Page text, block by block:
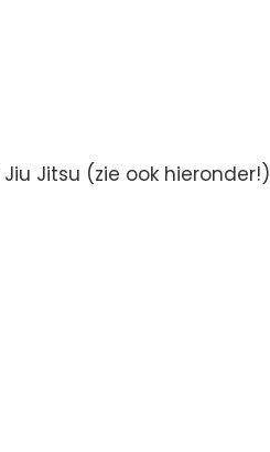
Jitsu (zie ook hieronder!)